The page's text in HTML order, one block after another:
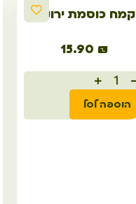
קמח כוסמת ירוקה
15.90 ₪
הוספה לסל